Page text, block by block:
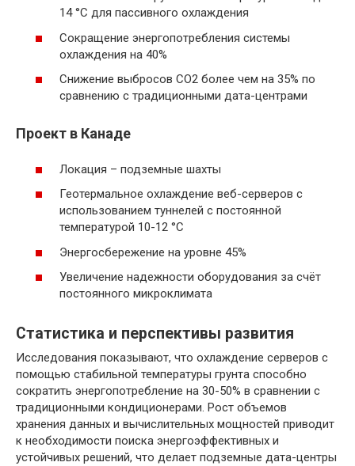
14 °C для пассивного охлаждения
Сокращение энергопотребления системы
охлаждения на 40%
Снижение выбросов CO2 более чем на 35% по
сравнению с традиционными дата-центрами
Проект в Канаде
Локация – подземные шахты
Геотермальное охлаждение веб-серверов с
использованием туннелей с постоянной
температурой 10-12 °C
Энергосбережение на уровне 45%
Увеличение надежности оборудования за счёт
постоянного микроклимата
Статистика и перспективы развития
Исследования показывают, что охлаждение серверов с
помощью стабильной температуры грунта способно
сократить энергопотребление на 30-50% в сравнении с
традиционными кондиционерами. Рост объемов
хранения данных и вычислительных мощностей приводит
к необходимости поиска энергоэффективных и
устойчивых решений, что делает подземные дата-центры